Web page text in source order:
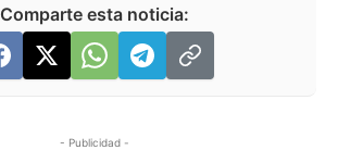
Comparte esta noticia:
- Publicidad -